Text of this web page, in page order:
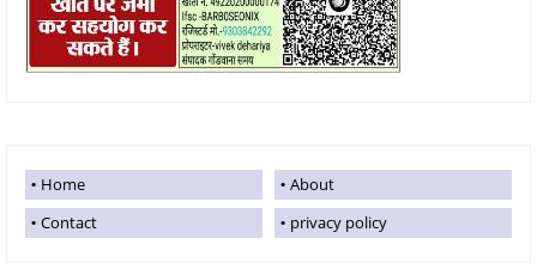
Home
About
Contact
privacy policy